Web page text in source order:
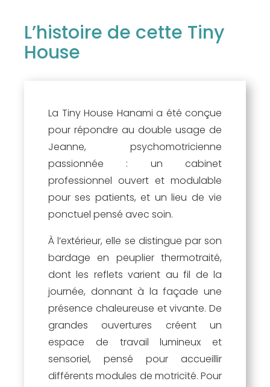
L’histoire de cette Tiny
House
La Tiny House Hanami a été conçue
pour répondre au double usage de
Jeanne, psychomotricienne
passionnée : un cabinet
professionnel ouvert et modulable
pour ses patients, et un lieu de vie
ponctuel pensé avec soin.
À l’extérieur, elle se distingue par son
bardage en peuplier thermotraité,
dont les reflets varient au fil de la
journée, donnant à la façade une
présence chaleureuse et vivante. De
grandes ouvertures créent un
espace de travail lumineux et
sensoriel, pensé pour accueillir
différents modules de motricité. Pour